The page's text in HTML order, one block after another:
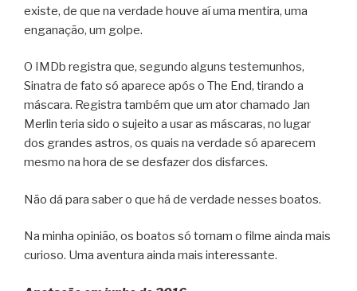
existe, de que na verdade houve aí uma mentira, uma
enganação, um golpe.
O IMDb registra que, segundo alguns testemunhos,
Sinatra de fato só aparece após o The End, tirando a
máscara. Registra também que um ator chamado Jan
Merlin teria sido o sujeito a usar as máscaras, no lugar
dos grandes astros, os quais na verdade só aparecem
mesmo na hora de se desfazer dos disfarces.
Não dá para saber o que há de verdade nesses boatos.
Na minha opinião, os boatos só tornam o filme ainda mais
curioso. Uma aventura ainda mais interessante.